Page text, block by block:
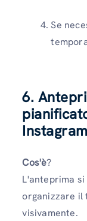
Se
6.
Instagram
Cos'è?
L'anteprima
organizzare il
visivamente.